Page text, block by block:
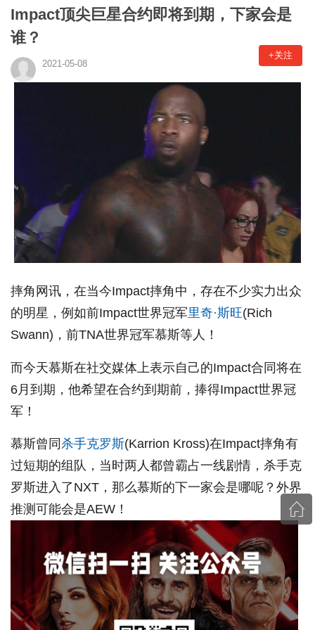
Impact顶尖巨星合约即将到期，下家会是
谁？
2021-05-08
+关注
摔角网讯，在当今Impact摔角中，存在不少实力出众
的明星，例如前Impact世界冠军里奇·斯旺(Rich
Swann)，前TNA世界冠军慕斯等人！
而今天慕斯在社交媒体上表示自己的Impact合同将在
6月到期，他希望在合约到期前，捧得Impact世界冠
军！
慕斯曾同 杀手克罗斯(Karrion Kross)在Impact摔角有
过短期的组队，当时两人都曾霸占一线剧情，杀手克
罗斯进入了NXT，那么慕斯的下一家会是哪呢？外界
推测可能会是AEW！